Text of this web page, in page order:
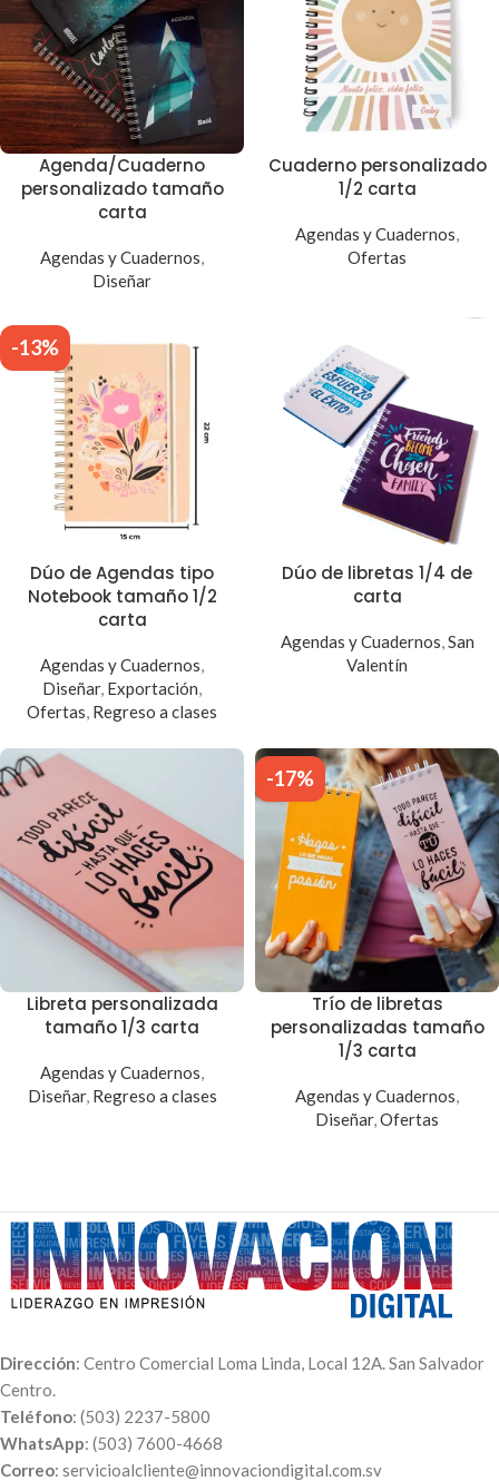
Agenda/Cuaderno
personalizado tamaño
carta
Agendas y Cuadernos,
Diseñar
Cuaderno personalizado
1/2 carta
Agendas y Cuadernos,
Ofertas
-13%
Dúo de Agendas tipo
Notebook tamaño 1/2
carta
Agendas y Cuadernos,
Diseñar, Exportación,
Ofertas, Regreso a clases
Dúo de libretas 1/4 de
carta
Agendas y Cuadernos,San
Valentín
Libreta personalizada
tamaño 1/3 carta
Agendas y Cuadernos,
Diseñar, Regreso a clases
-17%
Trío de libretas
personalizadas tamaño
1/3 carta
Agendas y Cuadernos,
Diseñar,Ofertas
Dirección: Centro Comercial Loma Linda, Local 12A. San Salvador
Centro.
Teléfono: (503) 2237-5800
WhatsApp: (503) 7600-4668
Correo: servicioalcliente@innovaciondigital.com.sv